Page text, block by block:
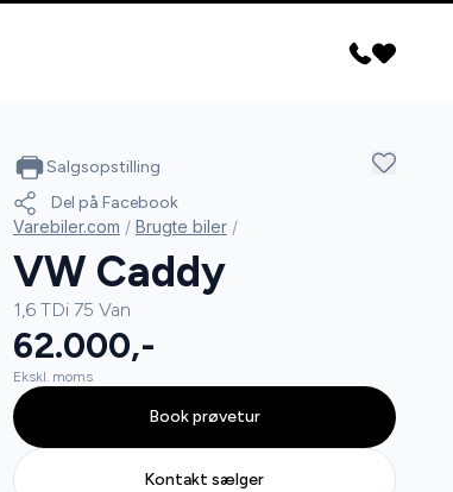
Salgsopstilling
Del på Facebook
Varebiler.com / Brugte biler /
VW Caddy
1,6 TDi 75 Van
62.000,-
Ekskl. moms
Book prøvetur
Kontakt sælger